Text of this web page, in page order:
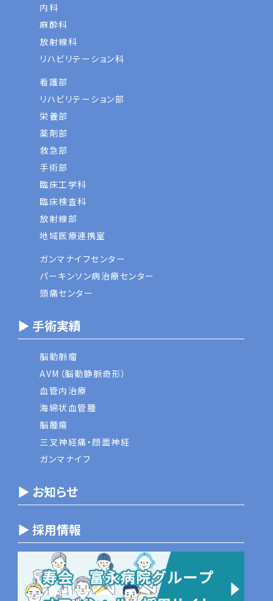
内科
麻酔科
放射線科
リハビリテーション科
看護部
リハビリテーション部
栄養部
薬剤部
救急部
手術部
臨床工学科
臨床検査科
放射線部
地域医療連携室
ガンマナイフセンター
パーキンソン病治療センター
頭痛センター
▶ 手術実績
脳動脈瘤
AVM（脳動静脈奇形）
血管内治療
海綿状血管腫
脳腫瘍
三叉神経痛・顔面神経
ガンマナイフ
▶ お知らせ
▶ 採用情報